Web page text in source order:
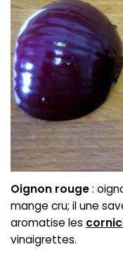
Oignon rouge:
mange cru; il une
aromatise les
vinaigrettes.